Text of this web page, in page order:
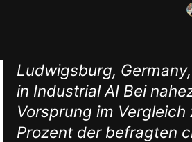
Ludwigsburg,
in Industrial AI Bei
Vorsprung im
Prozent der befragten